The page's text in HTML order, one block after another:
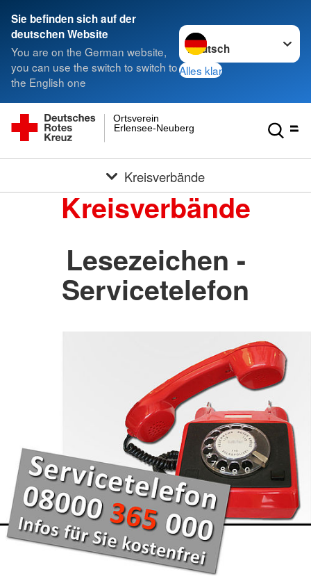
Sie befinden sich auf der
deutschen Website
You are on the German website,
you can use the switch to switch to
the English one
Sprache wechseln zu
Alles klar
Erlensee-Neuberg
Ortsverein
Kreisverbände
Kreisverbände
Lesezeichen -
Servicetelefon